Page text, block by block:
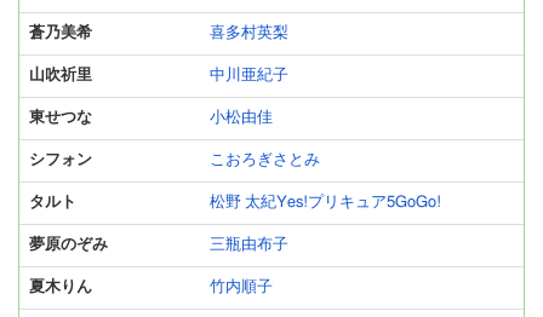
蒼乃美希 喜多村英梨
山吹祈里 中川亜紀子
東せつな 小松由佳
シフォン こおろぎさとみ
タルト 松野 太紀Yes!プリキュア5GoGo!
夢原のぞみ 三瓶由布子
夏木りん 竹内順子